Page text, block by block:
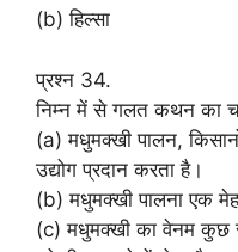
(b) हिल्सा
प्रश्न 34.
निम्न में से गलत कथन का
(a) मधुमक्खी पालन,
उद्योग प्रदान करता है।
(b) मधुमक्खी पालना एक
(c) मधुमक्खी का वेनम कुछ